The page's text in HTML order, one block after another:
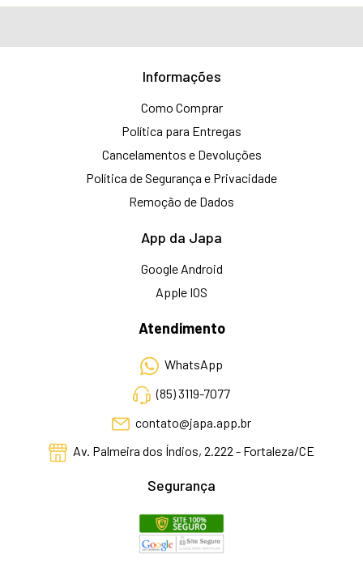
Informações
Como Comprar
Política para Entregas
Cancelamentos e Devoluções
Política de Segurança e Privacidade
Remoção de Dados
App da Japa
Google Android
Apple IOS
Atendimento
WhatsApp
(85) 3119-7077
contato@japa.app.br
Av. Palmeira dos Índios, 2.222 - Fortaleza/CE
Segurança